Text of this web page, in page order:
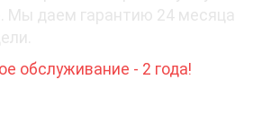
Мы даем гарантию 24 месяца
обслуживание - 2 года!